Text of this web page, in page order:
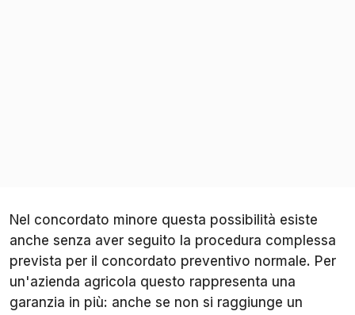
Nel concordato minore questa possibilità esiste
anche senza aver seguito la procedura complessa
prevista per il concordato preventivo normale. Per
un'azienda agricola questo rappresenta una
garanzia in più: anche se non si raggiunge un